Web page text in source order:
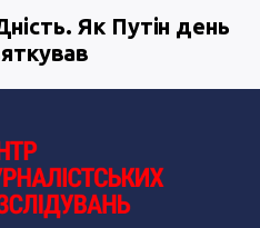
Як Путін день